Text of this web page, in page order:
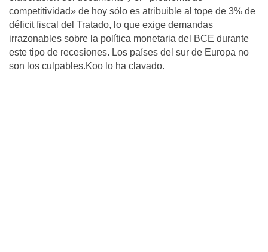
competitividad» de hoy sólo es atribuible al tope de 3% de
déficit fiscal del Tratado, lo que exige demandas
irrazonables sobre la política monetaria del BCE durante
este tipo de recesiones. Los países del sur de Europa no
son los culpables.Koo lo ha clavado.